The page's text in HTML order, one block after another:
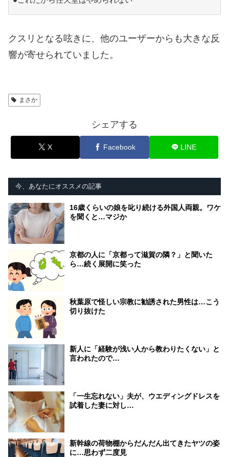
クスリとなる呟きに、他のユーザーからも大きな反
響が寄せられていました。
まさか
シェアする
X Facebook LINE
今、あなたにオススメの記事
16歳くらいの娘を叱り続ける外国人両親。ワケ
を聞くと…マジか
京都の人に「京都って滋賀の隣？」と聞いた
ら…続く展開に笑った
秋葉原で怪しい宗教に勧誘された男性は…こう
切り抜けた
新人に「経験が浅い人から教わりたくない」と
言われたので…
「一生忘れない」夫が、ウエディングドレスを
試着した妻に対し…
新幹線の荷物棚からだんだん出てきたヤツの姿
に…思わず二度見